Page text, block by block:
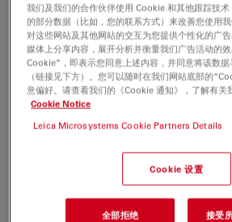
您是否需要在明场、暗场甚至在荧光
有一款在这三种情况下均可生成明亮
样？
无论是在最低放大倍率还是最高放大
像头均可呈现令人赞叹的图像，不仅
比鲜明。其 CMOS 传感器采用最先进
(4000:1) 的高清动态合成效果令人惊艳
最先进的像素位移技术可实现高达
我们及我们的合作伙伴使用 Cookie 和其他跟踪技
的部分数据（比如，您的联系方式）来改善您使用
对这些网站及其他网站的交互为您提供个性化的广
媒体上分享内容，展开分析并衡量我们广告活动的
Cookie”，即表示您同意上述内容，并同意将该数
（链接见下方）。您可以随时在我们网站底部的
意偏好。请查看我们的《Cookie 通知》，了解有关
Cookie Notice
Leica Microsystems Cookie Partners Details
Cookie 设置
全部拒绝 接受